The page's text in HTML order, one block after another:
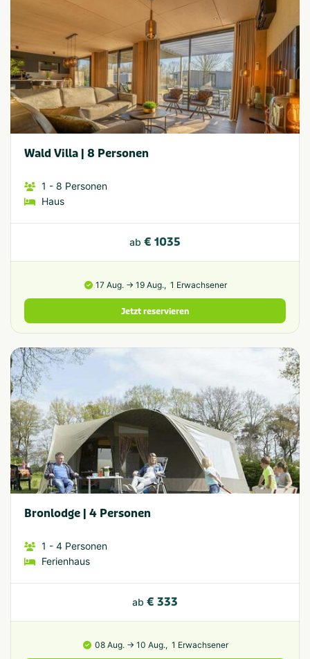
Wald Villa | 8 Personen
1 - 8 Personen
Haus
ab € 1035
17 Aug. → 19 Aug., 1 Erwachsener
Jetzt reservieren
Bronlodge | 4 Personen
1 - 4 Personen
Ferienhaus
ab € 333
08 Aug. → 10 Aug., 1 Erwachsener